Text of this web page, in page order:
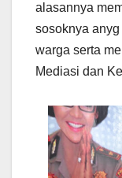
alasannya
sosoknya
warga serta
Mediasi dan